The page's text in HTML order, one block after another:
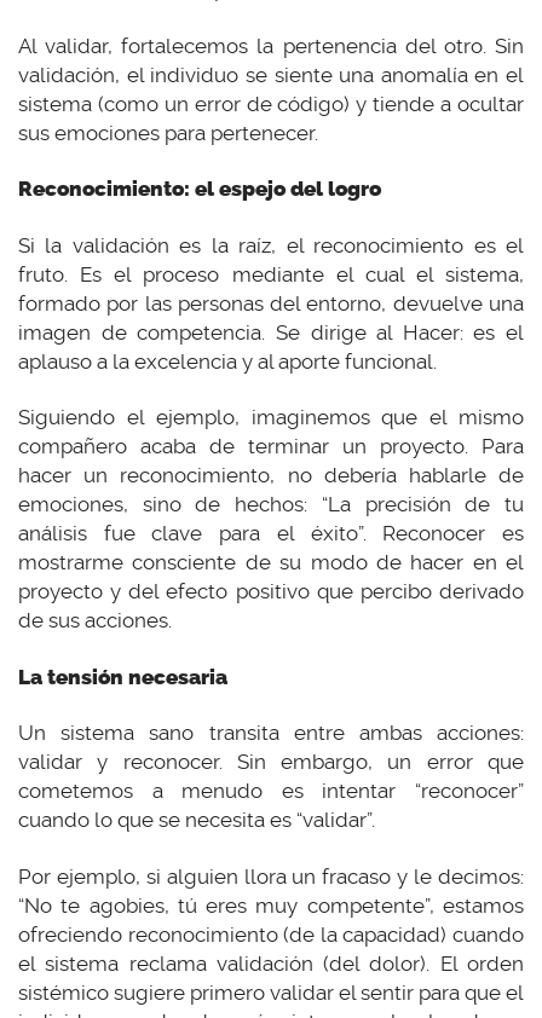
Al validar, fortalecemos la pertenencia del otro. Sin
validación, el individuo se siente una anomalía en el
sistema (como un error de código) y tiende a ocultar
sus emociones para pertenecer.
Reconocimiento: el espejo del logro
Si la validación es la raíz, el reconocimiento es el
fruto. Es el proceso mediante el cual el sistema,
formado por las personas del entorno, devuelve una
imagen de competencia. Se dirige al Hacer: es el
aplauso a la excelencia y al aporte funcional.
Siguiendo el ejemplo, imaginemos que el mismo
compañero acaba de terminar un proyecto. Para
hacer un reconocimiento, no debería hablarle de
emociones, sino de hechos: “La precisión de tu
análisis fue clave para el éxito”. Reconocer es
mostrarme consciente de su modo de hacer en el
proyecto y del efecto positivo que percibo derivado
de sus acciones.
La tensión necesaria
Un sistema sano transita entre ambas acciones:
validar y reconocer. Sin embargo, un error que
cometemos a menudo es intentar “reconocer”
cuando lo que se necesita es “validar”.
Por ejemplo, si alguien llora un fracaso y le decimos:
“No te agobies, tú eres muy competente”, estamos
ofreciendo reconocimiento (de la capacidad) cuando
el sistema reclama validación (del dolor). El orden
sistémico sugiere primero validar el sentir para que el